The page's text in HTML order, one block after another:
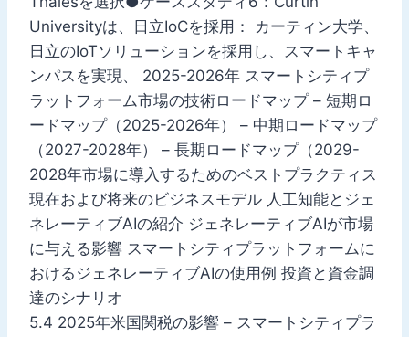
Universityは、日立IoCを採用： カーティン大学、
日立のIoTソリューションを採用し、スマートキャ
ンパスを実現、 2025-2026年 スマートシティプ
ラットフォーム市場の技術ロードマップ – 短期ロ
ードマップ（2025-2026年） – 中期ロードマップ
（2027-2028年） – 長期ロードマップ（2029-
2028年市場に導入するためのベストプラクティス
現在および将来のビジネスモデル 人工知能とジェ
ネレーティブAIの紹介 ジェネレーティブAIが市場
に与える影響 スマートシティプラットフォームに
おけるジェネレーティブAIの使用例 投資と資金調
達のシナリオ
5.4 2025年米国関税の影響 – スマートシティプラ